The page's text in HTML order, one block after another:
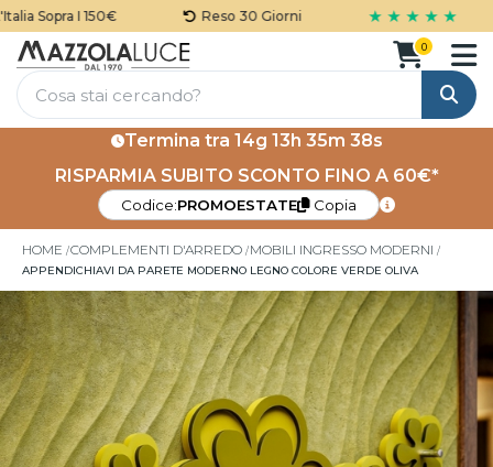
Sopra I 150€ Reso 30 Giorni ★ ★ ★ ★ ★
Cerca
0
Termina tra 14g 13h 35m 38s
RISPARMIA SUBITO SCONTO FINO A 60€*
Codice:PROMOESTATE Copia
HOME COMPLEMENTI D'ARREDO MOBILI INGRESSO MODERNI
APPENDICHIAVI DA PARETE MODERNO LEGNO COLORE VERDE OLIVA